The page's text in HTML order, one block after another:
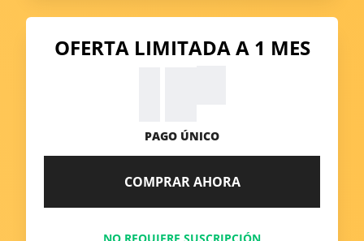
OFERTA LIMITADA A 1 MES
PAGO ÚNICO
COMPRAR AHORA